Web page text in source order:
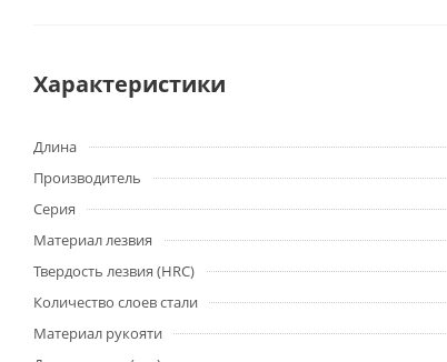
Характеристики
Длина
Производитель
Серия
Материал лезвия
Твердость лезвия (HRC)
Количество слоев стали
Материал рукояти